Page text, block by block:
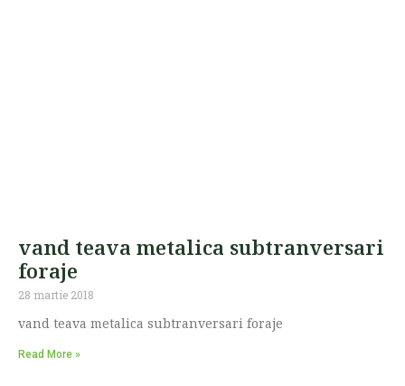
vand teava metalica subtranversari
foraje
28 martie 2018
vand teava metalica subtranversari foraje
Read More »